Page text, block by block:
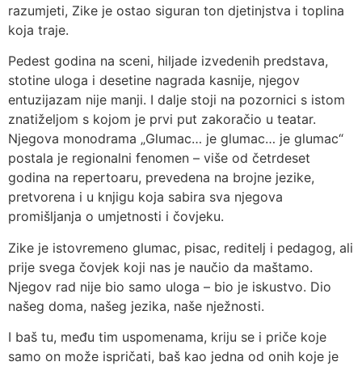
razumjeti, Zike je ostao siguran ton djetinjstva i toplina
koja traje.
Pedest godina na sceni, hiljade izvedenih predstava,
stotine uloga i desetine nagrada kasnije, njegov
entuzijazam nije manji. I dalje stoji na pozornici s istom
znatiželjom s kojom je prvi put zakoračio u teatar.
Njegova monodrama „Glumac… je glumac… je glumac“
postala je regionalni fenomen – više od četrdeset
godina na repertoaru, prevedena na brojne jezike,
pretvorena i u knjigu koja sabira sva njegova
promišljanja o umjetnosti i čovjeku.
Zike je istovremeno glumac, pisac, reditelj i pedagog, ali
prije svega čovjek koji nas je naučio da maštamo.
Njegov rad nije bio samo uloga – bio je iskustvo. Dio
našeg doma, našeg jezika, naše nježnosti.
I baš tu, među tim uspomenama, kriju se i priče koje
samo on može ispričati, baš kao jedna od onih koje je